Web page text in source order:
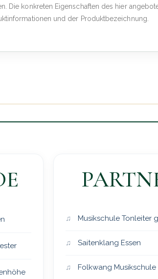
Die konkreten Eigenschaften des hier
und der Produktbezeichnung.
Musikschule Tonleiter
Saitenklang Essen
Folkwang Musikschule